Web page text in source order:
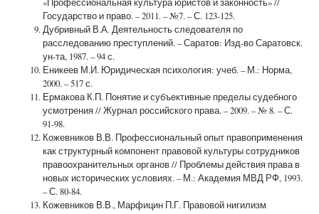
Государство и право. – 2011. – №7. – С. 123-125.
Дубривный В.А. Деятельность следователя по
расследованию преступлений. – Саратов: Изд-во Саратовск.
ун-та, 1987. – 94 с.
Еникеев М.И. Юридическая психология: учеб. – М.: Норма,
2000. – 517 с.
Ермакова К.П. Понятие и субъективные пределы судебного
усмотрения // Журнал российского права. – 2009. – № 8. – С.
91-98.
Кожевников В.В. Профессиональный опыт правоприменения
как структурный компонент правовой культуры сотрудников
правоохранительных органов // Проблемы действия права в
новых исторических условиях. – М.: Академия МВД РФ, 1993.
– С. 80-84.
Кожевников В.В., Марфицин П.Г. Правовой нигилизм